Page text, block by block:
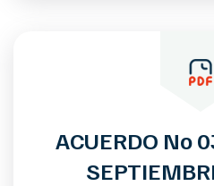
ACUERDO No